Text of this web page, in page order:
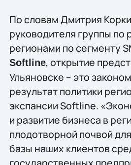
По словам Дмитрия
руководителя группы по
регионами по сегменту
Softline, открытие
Ульяновске – это
результат политики
экспансии Softline.
и развитие бизнеса в
плодотворной почвой
базы наших клиентов